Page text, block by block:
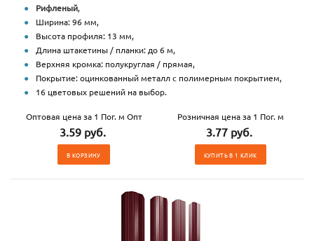
Рифленый,
Ширина: 96 мм,
Высота профиля: 13 мм,
Длина штакетины / планки: до 6 м,
Верхняя кромка: полукруглая / прямая,
Покрытие: оцинкованный металл с полимерным покрытием,
16 цветовых решений на выбор.
Оптовая цена за 1 Пог. м Опт
3.59 руб.
В КОРЗИНУ
Розничная цена за 1 Пог. м
3.77 руб.
КУПИТЬ В 1 КЛИК